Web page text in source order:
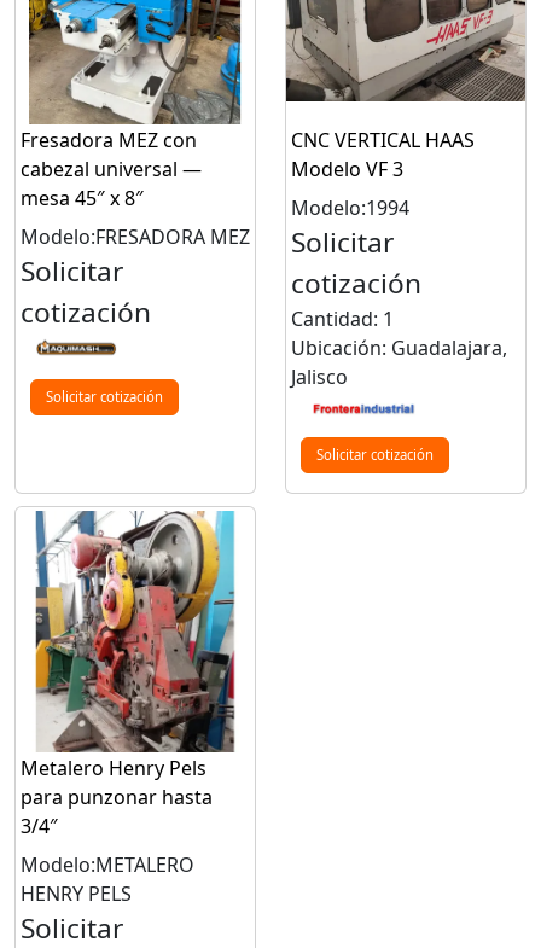
Fresadora MEZ con
cabezal universal —
mesa 45″ x 8″
Modelo:FRESADORA MEZ
Solicitar
cotización
Solicitar cotización
CNC VERTICAL HAAS
Modelo VF 3
Modelo:1994
Solicitar
cotización
Cantidad: 1
Ubicación: Guadalajara,
Jalisco
Solicitar cotización
Metalero Henry Pels
para punzonar hasta
3/4″
Modelo:METALERO
HENRY PELS
Solicitar